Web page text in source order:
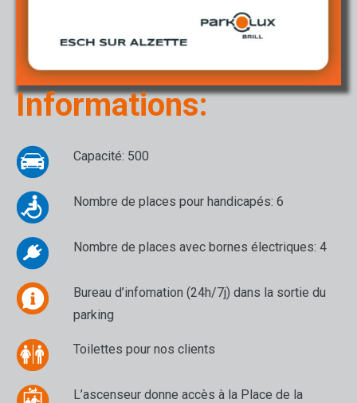
Informations:
Capacité: 500
Nombre de places pour handicapés: 6
Nombre de places avec bornes électriques: 4
Bureau d’infomation (24h/7j) dans la sortie du
parking
Toilettes pour nos clients
L’ascenseur donne accès à la Place de la